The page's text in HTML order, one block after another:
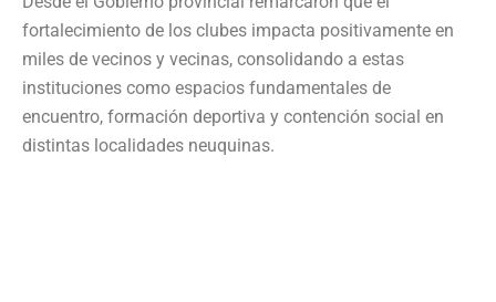
fortalecimiento de los clubes impacta positivamente en
miles de vecinos y vecinas, consolidando a estas
instituciones como espacios fundamentales de
encuentro, formación deportiva y contención social en
distintas localidades neuquinas.